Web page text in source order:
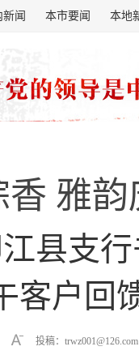
闻 本市要闻 本地
香 雅
县支行
客户回
投稿：